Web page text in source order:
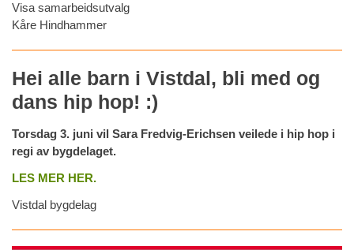
Visa samarbeidsutvalg
Kåre Hindhammer
Hei alle barn i Vistdal, bli med og
dans hip hop! :)
Torsdag 3. juni vil Sara Fredvig-Erichsen veilede i hip hop i
regi av bygdelaget.
LES MER HER.
Vistdal bygdelag